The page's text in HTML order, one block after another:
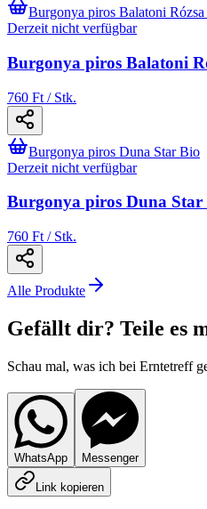
Burgonya piros Balatoni
Derzeit nicht verfügbar
Burgonya piros Balatoni
760 Ft / Stk.
Burgonya piros Duna Star Bio
Derzeit nicht verfügbar
Burgonya piros Duna Star
760 Ft / Stk.
Alle Produkte
Gefällt dir? Teile es
Schau mal, was ich bei Erntetreff
WhatsApp Messenger
Link kopieren